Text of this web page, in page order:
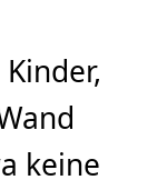
keine